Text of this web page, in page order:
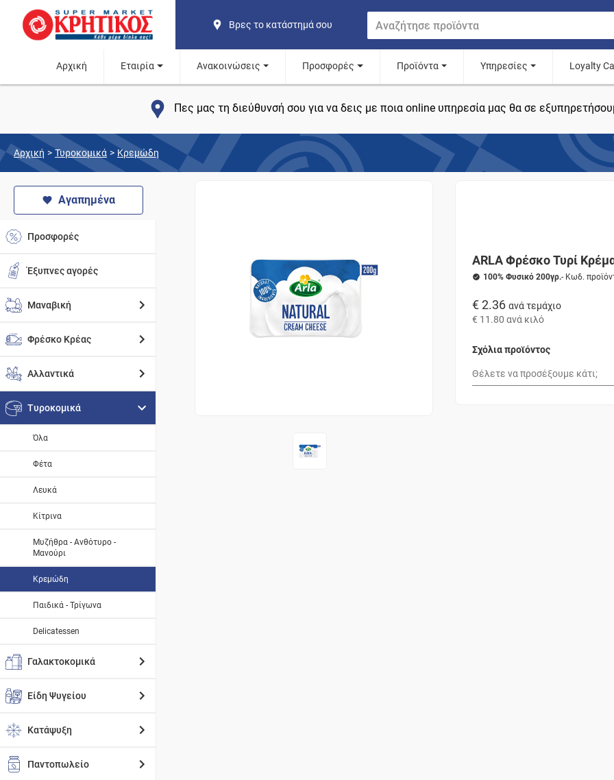
Βρες το κατάστημά σου
Αρχική Εταιρία Ανακοινώσεις Προσφορές Προϊόντα Υπηρεσίες Loyalty
Πες μας τη διεύθυνσή σου για να δεις με ποια online υπηρεσία μας θα σε
Αρχική > Τυροκομικά > Κρεμώδη
Αγαπημένα
Προσφορές
Έξυπνες αγορές
Μαναβική
Φρέσκο Κρέας
Αλλαντικά
Τυροκομικά
Όλα
Φέτα
Λευκά
Κίτρινα
Μυζήθρα - Ανθότυρο -
Μανούρι
Κρεμώδη
Παιδικά - Τρίγωνα
Delicatessen
Γαλακτοκομικά
Είδη Ψυγείου
Κατάψυξη
Παντοπωλείο
ARLA Φρέσκο Τυρί
100% Φυσικό 200γρ.- Κωδ.
€ 2.36 ανά τεμάχιο
€ 11.80 ανά κιλό
Σχόλια προϊόντος